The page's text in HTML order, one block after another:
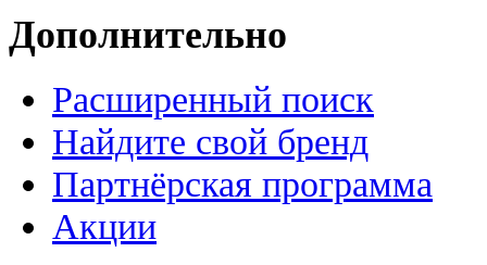
Дополнительно
Расширенный поиск
Найдите свой бренд
Партнёрская программа
Акции